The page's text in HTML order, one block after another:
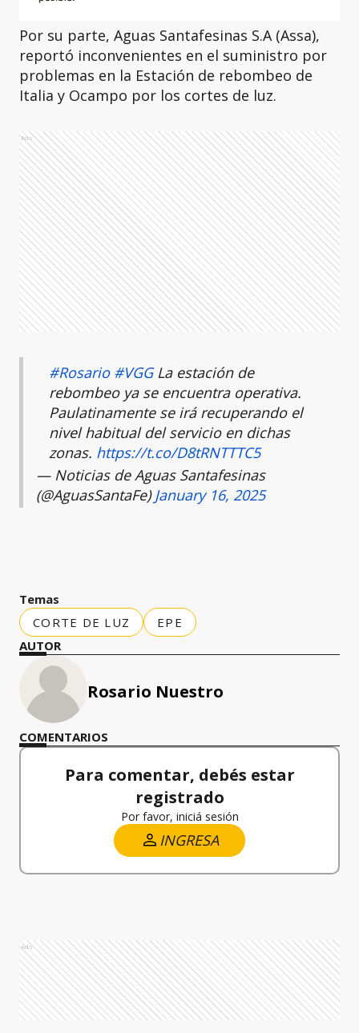
Por su parte, Aguas Santafesinas S.A (Assa),
reportó inconvenientes en el suministro por
problemas en la Estación de rebombeo de
Italia y Ocampo por los cortes de luz.
Ads
#Rosario #VGGLa estación de
rebombeo ya se encuentra operativa.
Paulatinamente se irá recuperando el
nivel habitual del servicio en dichas
zonas. https://t.co/D8tRNTTTC5
— Noticias de Aguas Santafesinas
(@AguasSantaFe) January 16, 2025
Temas
CORTE DE LUZ
EPE
AUTOR
Rosario Nuestro
COMENTARIOS
Para comentar, debés estar
registrado
Por favor, iniciá sesión
INGRESA
Ads